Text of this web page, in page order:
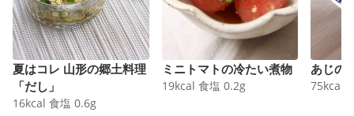
夏はコレ 山形の郷土料理
「だし」
16kcal 食塩 0.6g
ミニトマトの冷たい煮物
19kcal 食塩 0.2g
あじの
75kcal